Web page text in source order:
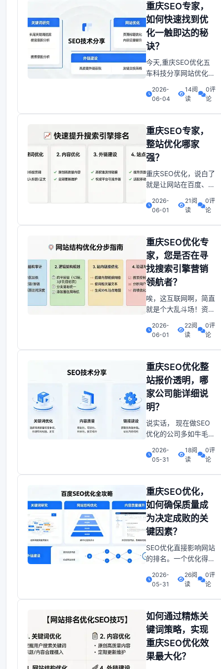
关键词SEO优化呢？接
下来就让我为大家揭晓
这个秘密，麻了...。
一、 长尾关键词布
局：精准触达重庆本地
用户传统SEO往
重庆SEO专家，
如何快速找到优
化一触即达的秘
诀？
今天,重庆SEO优化五
车科技分享网站优化实
建设、 优化推广等方
系我们,联系热线023-
6774638367750526,
当然,也可以通过微信
搜索"重庆SEO专家"找
到我们.🔥 重庆
2026-
06-04
14阅
读
0评
论
重庆SEO专家，
整站优化哪家
强？
重庆SEO优化，说白了
就是让网站在百度、
擎里更容易被找到。听
不轻松。整站优化不是
改几个标题、 调几个
关键词就完事的，它是
一个系统工程，涉及到
网站结构、内容质量、
页面加载速度、外链建
设、用户体验等等。
2026-
06-01
21阅
读
0评
论
重庆SEO优化专
家，您是否在寻
找搜索引擎营销
领航者？
唉，这互联网啊，简直
就是个大乱斗场！资源
股市还刺激！ SEO的
那些高大上的理论，
我跟你说就是为了给用
户提供更有价值的内容
和用户体验， 害... 让
大家喜欢你、信任你，
然后乖乖地给你点赞、
评论、分享…
2026-
06-01
22阅
读
0评
论
重庆SEO优化整
站报价透明，哪
家公司能详细说
明？
说实话， 现在做SEO
优化的公司多如牛毛，
角。特别是在重庆这种
业团队”其实连基本的
SEO知识都不懂，就敢
收几千上万的费用。整
站优化报价不透明，服
务不到位，效果还差，
真的是让人心累。重庆
SEO优化：揭秘
2026-
05-31
18阅
读
0评
论
重庆SEO优化，
如何确保质量成
为决定成败的关
键因素？
SEO优化直接影响网站
的排名。一个优化得当
构、关键词等都会被搜
害。 从而获得更高的
排名。而排名的提升，
意味着更多的曝光机
会，更多的潜在客户。
为什么高质量是关键？
——不仅仅是算法别跟
2026-
05-31
26阅
读
0评
论
如何通过精炼关
键词策略，实现
重庆SEO优化效
果最大化？